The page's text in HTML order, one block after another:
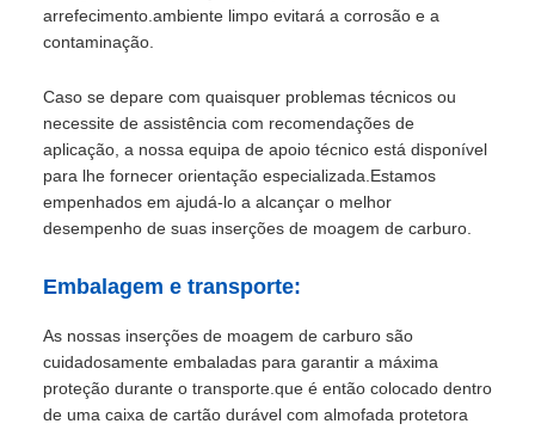
arrefecimento.ambiente limpo evitará a corrosão e a
contaminação.
Caso se depare com quaisquer problemas técnicos ou
necessite de assistência com recomendações de
aplicação, a nossa equipa de apoio técnico está disponível
para lhe fornecer orientação especializada.Estamos
empenhados em ajudá-lo a alcançar o melhor
desempenho de suas inserções de moagem de carburo.
Embalagem e transporte:
As nossas inserções de moagem de carburo são
cuidadosamente embaladas para garantir a máxima
proteção durante o transporte.que é então colocado dentro
de uma caixa de cartão durável com almofada protetora